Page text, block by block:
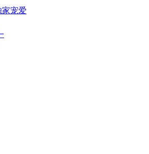
家宠爱